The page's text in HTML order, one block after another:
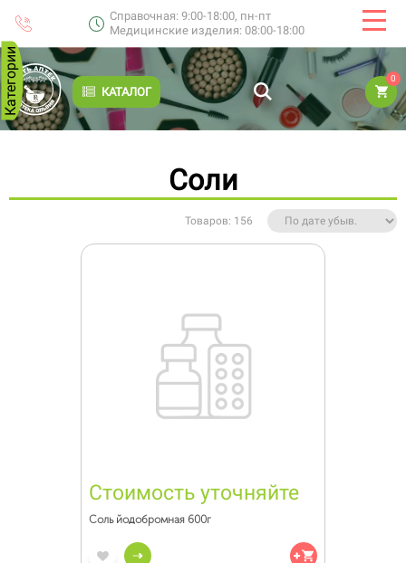
Справочная: 9:00-18:00, пн-пт
Медицинские изделия: 08:00-18:00
КАТАЛОГ
0
Категории
Соли
Товаров: 156
Стоимость уточняйте
Соль йодобромная 600г